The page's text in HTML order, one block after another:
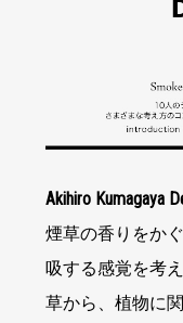
Akihiro Kumagaya
煙草の香りをか
吸する感覚を考
草から、植物に